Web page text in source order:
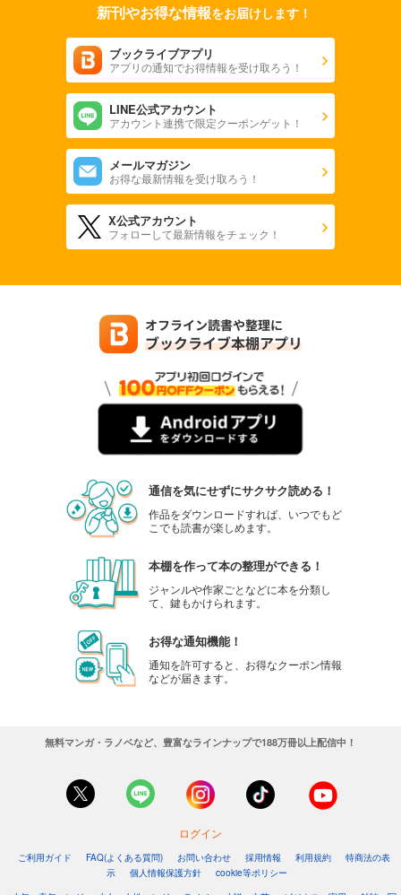
新刊やお得な情報をお届けします！
ブックライブアプリ
アプリの通知でお得情報を受け取ろう！
LINE公式アカウント
アカウント連携で限定クーポンゲット！
メールマガジン
お得な最新情報を受け取ろう！
X公式アカウント
フォローして最新情報をチェック！
通信を気にせずにサクサク読める！
作品をダウンロードすれば、いつでもど
こでも読書が楽しめます。
本棚を作って本の整理ができる！
ジャンルや作家ごとなどに本を分類し
て、鍵もかけられます。
お得な通知機能！
通知を許可すると、お得なクーポン情報
などが届きます。
無料マンガ・ラノベなど、豊富なラインナップで188万冊以上配信中！
ログイン
ご利用ガイド FAQ(よくある質問) お問い合わせ 採用情報 利用規約
特商法の表
示
個人情報保護方針
cookie等ポリシー